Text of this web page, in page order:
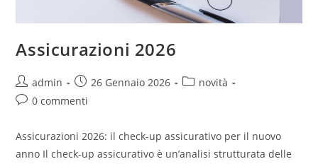
Assicurazioni 2026
admin 26 Gennaio 2026
novità
0 commenti
Assicurazioni 2026: il check-up assicurativo per il nuovo
anno Il check-up assicurativo è un’analisi strutturata delle